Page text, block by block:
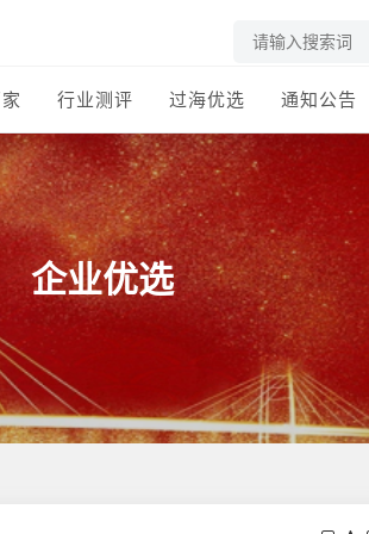
行业测评 过海优选 通知公告
企业优选